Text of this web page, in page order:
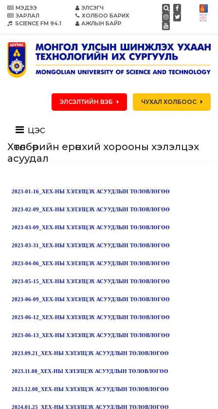
МЭДЭЭ
ЗАРЛАЛ
SCIENCE FM 94.1
ЭЛСЭГЧ
ХОЛБОО БАРИХ
АЖЛЫН БАЙР
ЭЛСЭЛТИЙН ВЭБ ЧУХАЛ ХОЛБООС
цэс
Хөтөлбөрийн ерөнхий хорооны хэлэлцэх
асуудал
2023-01-16_ХЕХ-НЫ ХЭЛЭЛЦЭХ АСУУДЛЫН ТӨЛӨВЛӨГӨӨ
2023-02-09_ХЕХ-НЫ ХЭЛЭЛЦЭХ АСУУДЛЫН ТӨЛӨВЛӨГӨӨ
2023-03-09_ХЕХ-НЫ ХЭЛЭЛЦЭХ АСУУДЛЫН ТӨЛӨВЛӨГӨӨ
2023-03-31_ХЕХ-НЫ ХЭЛЭЛЦЭХ АСУУДЛЫН ТӨЛӨВЛӨГӨӨ
2023-04-06_ХЕХ-НЫ ХЭЛЭЛЦЭХ АСУУДЛЫН ТӨЛӨВЛӨГӨӨ
2023-05-15_ХЕХ-НЫ ХЭЛЭЛЦЭХ АСУУДЛЫН ТӨЛӨВЛӨГӨӨ
2023-06-09_ХЕХ-НЫ ХЭЛЭЛЦЭХ АСУУДЛЫН ТӨЛӨВЛӨГӨӨ
2023-06-12_ХЕХ-НЫ ХЭЛЭЛЦЭХ АСУУДЛЫН ТӨЛӨВЛӨГӨӨ
2023-06-13_ХЕХ-НЫ ХЭЛЭЛЦЭХ АСУУДЛЫН ТӨЛӨВЛӨГӨӨ
2023.09.21_ХЕХ-НЫ ХЭЛЭЛЦЭХ АСУУДЛЫН ТӨЛӨВЛӨГӨӨ
2023.11.08_ХЕХ-НЫ ХЭЛЭЛЦЭХ АСУУДЛЫН ТӨЛӨВЛӨГӨӨ
2023.12.08_ХЕХ-НЫ ХЭЛЭЛЦЭХ АСУУДЛЫН ТӨЛӨВЛӨГӨӨ
2024.01.25_ХЕХ-НЫ ХЭЛЭЛЦЭХ АСУУДЛЫН ТӨЛӨВЛӨГӨӨ